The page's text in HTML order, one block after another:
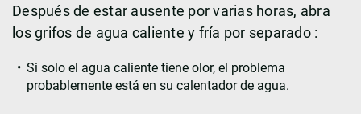
Después de estar ausente por varias horas, abra
los grifos de agua caliente y fría por separado :
Si solo el agua caliente tiene olor, el problema
probablemente está en su calentador de agua.